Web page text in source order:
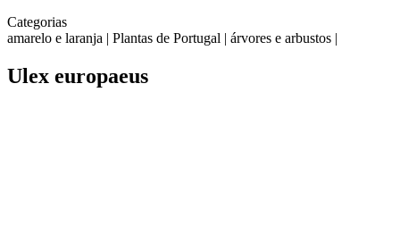
Categorias
amarelo e laranja | Plantas de Portugal | árvores e arbustos |
Ulex europaeus